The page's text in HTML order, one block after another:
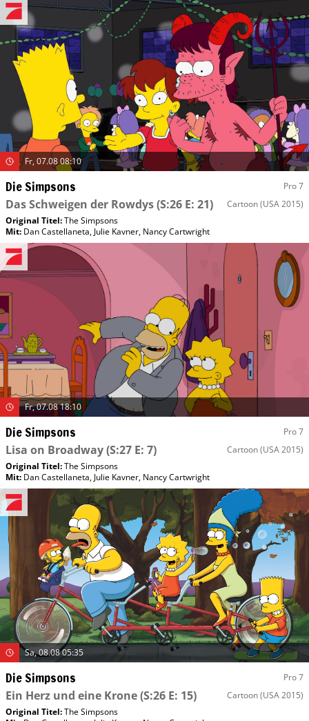
Fr, 07.08 08:10
Die Simpsons Pro 7
Das Schweigen der Rowdys(S:26 E: 21) Cartoon(USA 2015)
Original Titel:The Simpsons
Mit: Dan Castellaneta, Julie Kavner, Nancy Cartwright
Fr, 07.08 18:10
Die Simpsons Pro 7
Lisa on Broadway(S:27 E: 7) Cartoon(USA 2015)
Original Titel:The Simpsons
Mit: Dan Castellaneta, Julie Kavner, Nancy Cartwright
Sa, 08.08 05:35
Die Simpsons Pro 7
Ein Herz und eine Krone(S:26 E: 15) Cartoon(USA 2015)
Original Titel:The Simpsons